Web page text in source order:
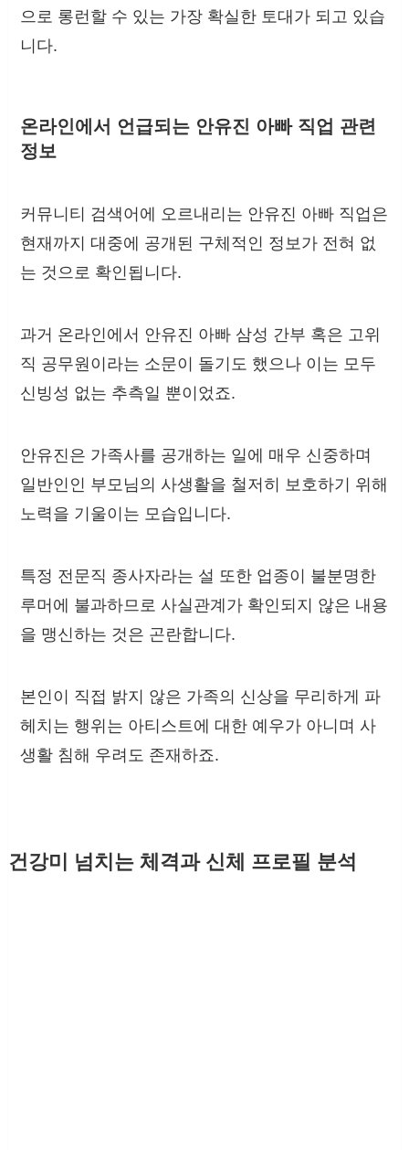
으로 롱런할 수 있는 가장 확실한 토대가 되고 있습
니다.
온라인에서 언급되는 안유진 아빠 직업 관련
정보
커뮤니티 검색어에 오르내리는 안유진 아빠 직업은
현재까지 대중에 공개된 구체적인 정보가 전혀 없
는 것으로 확인됩니다.
과거 온라인에서 안유진 아빠 삼성 간부 혹은 고위
직 공무원이라는 소문이 돌기도 했으나 이는 모두
신빙성 없는 추측일 뿐이었죠.
안유진은 가족사를 공개하는 일에 매우 신중하며
일반인인 부모님의 사생활을 철저히 보호하기 위해
노력을 기울이는 모습입니다.
특정 전문직 종사자라는 설 또한 업종이 불분명한
루머에 불과하므로 사실관계가 확인되지 않은 내용
을 맹신하는 것은 곤란합니다.
본인이 직접 밝지 않은 가족의 신상을 무리하게 파
헤치는 행위는 아티스트에 대한 예우가 아니며 사
생활 침해 우려도 존재하죠.
건강미 넘치는 체격과 신체 프로필 분석